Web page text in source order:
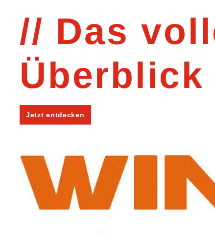
Das
Überblick
Jetzt entdecken